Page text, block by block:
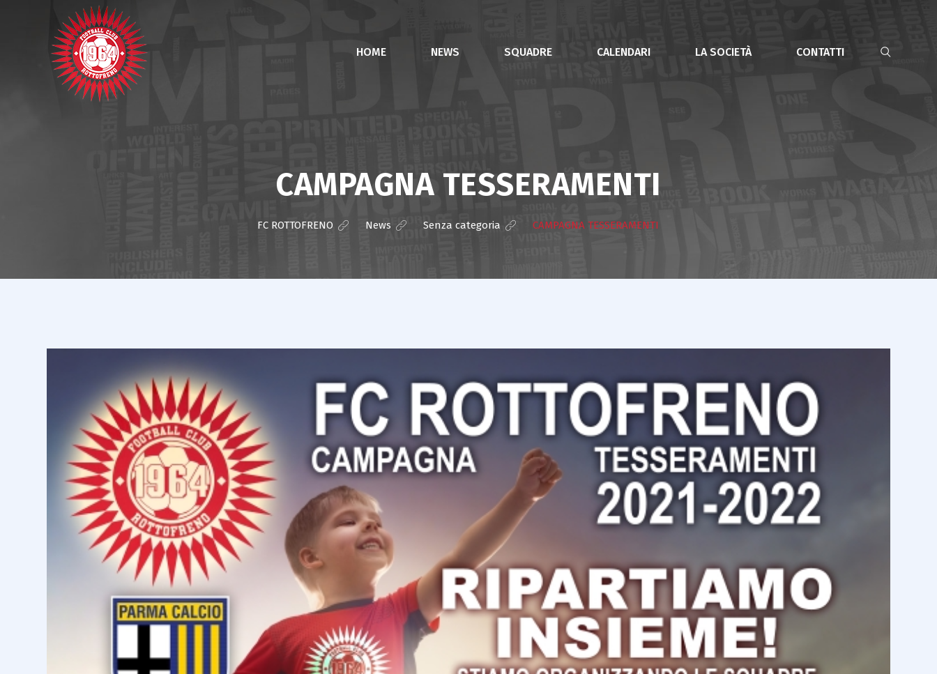
HOME NEWS SQUADRE CALENDARI LA SOCIETÀ CONTATTI
CAMPAGNA TESSERAMENTI
FC ROTTOFRENO News Senza categoria CAMPAGNA TESSERAMENTI